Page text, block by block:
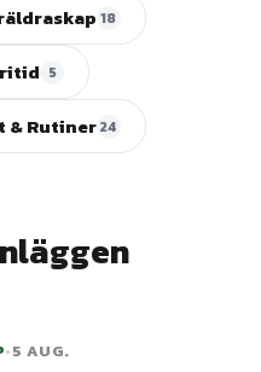
18
5
& Rutiner24
•5 AUG.